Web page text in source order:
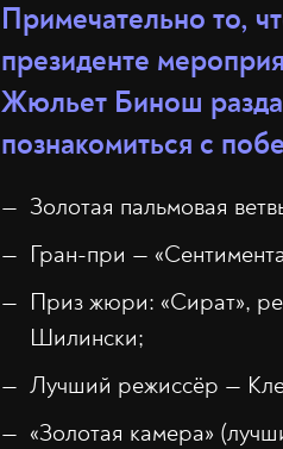
Примечательно то,
президенте
Жюльет Бинош
познакомиться с
Золотая пальмовая
Гран-при —
Приз жюри: «Сират»,
Шилински;
Лучший режиссёр —
«Золотая камера»